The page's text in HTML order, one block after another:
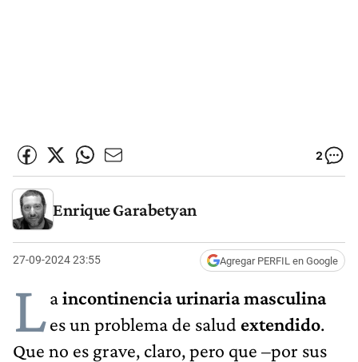
2
Enrique Garabetyan
27-09-2024 23:55 Agregar PERFIL en Google
Laincontinencia urinaria masculina
es un problema de salud extendido.
Que no es grave, claro, pero que –por sus